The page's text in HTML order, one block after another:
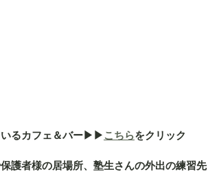
いるカフェ＆バー▶︎▶︎こちらをクリック
護者様の居場所、塾生さんの外出の練習